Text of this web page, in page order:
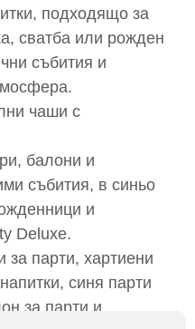
ДЕКОРАЦИИ
КОНТАКТИ